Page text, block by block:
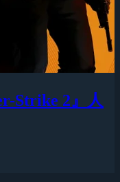
Strike 2』人